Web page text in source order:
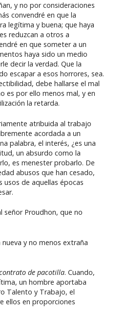
y no por consideraciones
convendré en que la
legítima y buena; que haya
reduzcan a otros a
en que someter a un
haya sido un medio
decir la verdad. Que la
escapar a esos horrores, sea.
debe hallarse el mal
es por ello menos mal, y en
la retarda.
atribuida al trabajo
acordada a un
palabra, el interés, ¿es una
un absurdo como la
es menester probarlo. De
abusos que han cesado,
de aquellas épocas
señor Proudhon, que no
y no menos extraña
de pacotilla. Cuando,
un hombre aportaba
Talento y Trabajo, el
ellos en proporciones